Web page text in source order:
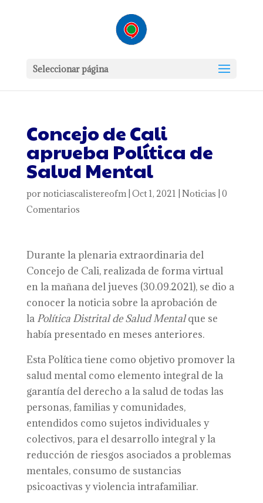
Seleccionar página
Concejo de Cali
aprueba Política de
Salud Mental
por noticiascalistereofm| Oct 1, 2021 Noticias 0
Comentarios
Durante la plenaria extraordinaria del
Concejo de Cali, realizada de forma virtual
en la mañana del jueves (30.09.2021), se dio a
conocer la noticia sobre la aprobación de
la Política Distrital de Salud Mentalque se
había presentado en meses anteriores.
Esta Política tiene como objetivo promover la
salud mental como elemento integral de la
garantía del derecho a la salud de todas las
personas, familias y comunidades,
entendidos como sujetos individuales y
colectivos, para el desarrollo integral y la
reducción de riesgos asociados a problemas
mentales, consumo de sustancias
psicoactivas y violencia intrafamiliar.